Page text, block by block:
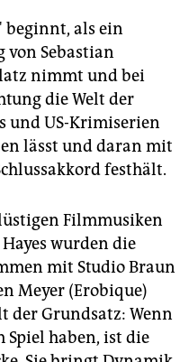
beginnt, als ein
von Sebastian
nimmt und bei
die Welt der
und US-Krimiserien
lässt und daran mit
festhält.
Filmmusiken
wurden die
mit Studio Braun
Meyer (Erobique)
der Grundsatz: Wenn
Spiel haben, ist die